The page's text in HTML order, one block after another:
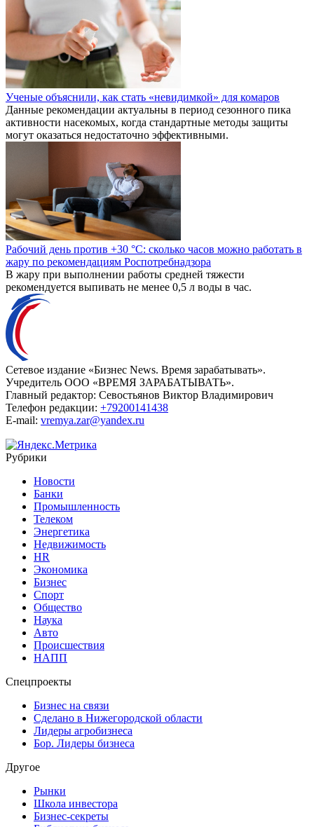
Ученые объяснили, как стать «невидимкой» для комаров
Данные рекомендации актуальны в период сезонного пика
активности насекомых, когда стандартные методы защиты
могут оказаться недостаточно эффективными.
Рабочий день против +30 °C: сколько часов можно работать в
жару по рекомендациям Роспотребнадзора
В жару при выполнении работы средней тяжести
рекомендуется выпивать не менее 0,5 л воды в час.
Сетевое издание «Бизнес News. Время зарабатывать».
Учредитель ООО «ВРЕМЯ ЗАРАБАТЫВАТЬ».
Главный редактор: Севостьянов Виктор Владимирович
Телефон редакции: +79200141438
E-mail: vremya.zar@yandex.ru
Рубрики
Новости
Банки
Промышленность
Телеком
Энергетика
Недвижимость
HR
Экономика
Бизнес
Спорт
Общество
Наука
Авто
Происшествия
НАПП
Спецпроекты
Бизнес на связи
Сделано в Нижегородской области
Лидеры агробизнеса
Бор. Лидеры бизнеса
Другое
Рынки
Школа инвестора
Бизнес-секреты